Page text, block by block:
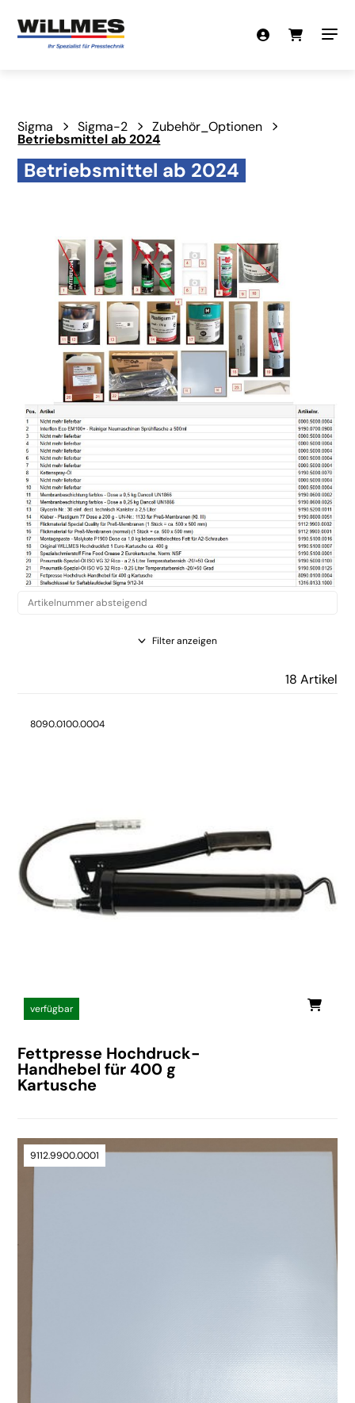
Sigma Sigma-2 Zubehör_Optionen
Betriebsmittel ab 2024
Betriebsmittel ab 2024
Filter anzeigen
18 Artikel
8090.0100.0004
verfügbar
Fettpresse Hochdruck-
Handhebel für 400 g
Kartusche
9112.9900.0001